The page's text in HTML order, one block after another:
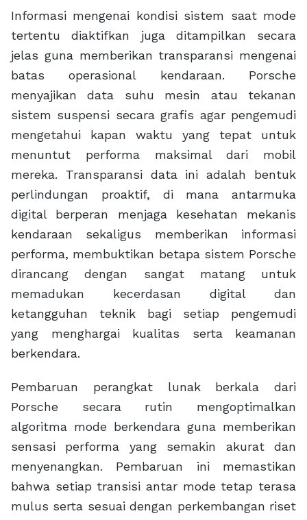
Informasi mengenai kondisi sistem saat mode
tertentu diaktifkan juga ditampilkan secara
jelas guna memberikan transparansi mengenai
batas operasional kendaraan. Porsche
menyajikan data suhu mesin atau tekanan
sistem suspensi secara grafis agar pengemudi
mengetahui kapan waktu yang tepat untuk
menuntut performa maksimal dari mobil
mereka. Transparansi data ini adalah bentuk
perlindungan proaktif, di mana antarmuka
digital berperan menjaga kesehatan mekanis
kendaraan sekaligus memberikan informasi
performa, membuktikan betapa sistem Porsche
dirancang dengan sangat matang untuk
memadukan kecerdasan digital dan
ketangguhan teknik bagi setiap pengemudi
yang menghargai kualitas serta keamanan
berkendara.
Pembaruan perangkat lunak berkala dari
Porsche secara rutin mengoptimalkan
algoritma mode berkendara guna memberikan
sensasi performa yang semakin akurat dan
menyenangkan. Pembaruan ini memastikan
bahwa setiap transisi antar mode tetap terasa
mulus serta sesuai dengan perkembangan riset